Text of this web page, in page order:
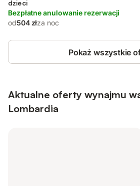
dzieci
Bezpłatne anulowanie rezerwacji
od504 złza noc
Pokaż wszystkie
Aktualne oferty wynajmu
Lombardia